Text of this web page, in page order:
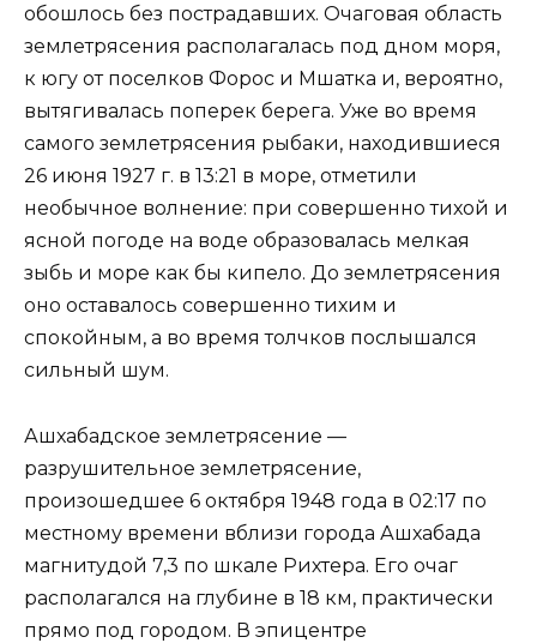
обошлось без пострадавших. Очаговая область
землетрясения располагалась под дном моря,
к югу от поселков Форос и Мшатка и, вероятно,
вытягивалась поперек берега. Уже во время
самого землетрясения рыбаки, находившиеся
26 июня 1927 г. в 13:21 в море, отметили
необычное волнение: при совершенно тихой и
ясной погоде на воде образовалась мелкая
зыбь и море как бы кипело. До землетрясения
оно оставалось совершенно тихим и
спокойным, а во время толчков послышался
сильный шум.
Ашхабадское землетрясение —
разрушительное землетрясение,
произошедшее 6 октября 1948 года в 02:17 по
местному времени вблизи города Ашхабада
магнитудой 7,3 по шкале Рихтера. Его очаг
располагался на глубине в 18 км, практически
прямо под городом. В эпицентре